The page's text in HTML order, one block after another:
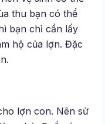
thu bạn có thể
bạn chỉ cần lấy
hộ của lợn. Đặc
lợn con. Nên sử